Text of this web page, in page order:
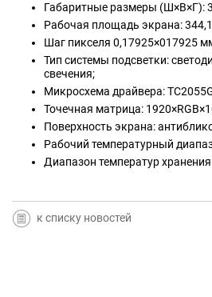
Габаритные размеры (Ш×В×Г):
Рабочая площадь экрана:
Шаг пикселя 0,17925×017925
Тип системы подсветки:
свечения;
Микросхема драйвера:
Точечная матрица:
Поверхность экрана:
Рабочий температурный
Диапазон температур
к списку новостей